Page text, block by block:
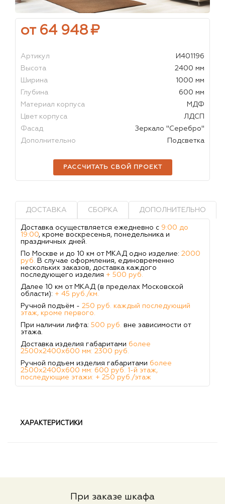
от 64 948₽
Артикул
И401196
Высота
2400 мм
Ширина
1000 мм
Глубина
600 мм
Материал корпуса
МДФ
Цвет корпуса
ЛДСП
Фасад
Зеркало "Серебро"
Дополнительно
Подсветка
РАССЧИТАТЬ СВОЙ ПРОЕКТ
ДОСТАВКА СБОРКА ДОПОЛНИТЕЛЬНО
Доставка осуществляется ежедневно с 9:00 до
19:00, кроме воскресенья, понедельника и
праздничных дней.
По Москве и до 10 км от МКАД одно изделие: 2000
руб.
В случае оформления, единовременно
нескольких заказов, доставка каждого
последующего изделия + 500 руб.
Далее 10 км от МКАД (в пределах Московской
области): + 45 руб./км.
Ручной подъём - 250 руб. каждый последующий
этаж, кроме первого.
При наличии лифта: 500 руб. вне зависимости от
этажа.
Доставка изделия габаритами более
2500х2400х600 мм: 2300 руб.
Ручной подъем изделия габаритами более
2500х2400х600 мм: 600 руб. 1-й этаж,
последующие этажи: + 250 руб./этаж
ХАРАКТЕРИСТИКИ
При заказе шкафа